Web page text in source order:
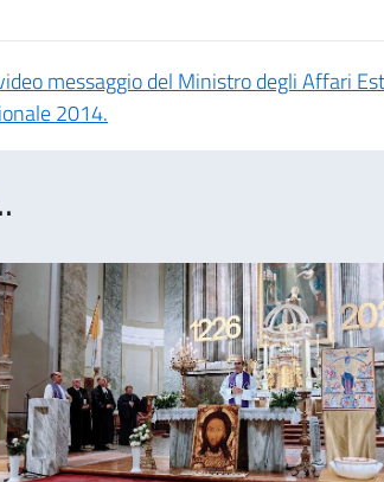
messaggio del Ministro degli Affari
2014.